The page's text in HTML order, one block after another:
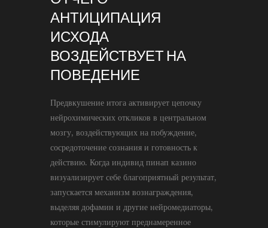
АНТИЦИПАЦИЯ
ИСХОДА
ВОЗДЕЙСТВУЕТ НА
ПОВЕДЕНИЕ
Предвкушение итога активирует цепочку
нейрохимических откликов в центральном
мозгу, воздействующих на побуждение,
сосредоточение сознания и готовность к
действию. Когда индивид пинап казино
визуализирует себе благоприятный результат,
запускается механизм вознаграждения,
выделяя дофамин и другие нейромедиаторы,
которые стимулируют преднамеренное